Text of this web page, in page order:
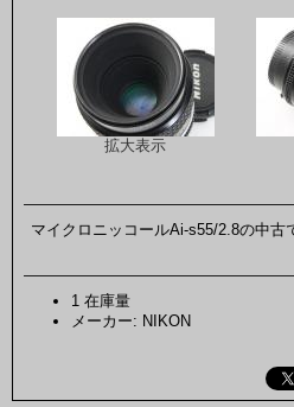
拡大表示
マイクロニッコールAi-s55/2.8の中古
1 在庫量
メーカー: NIKON